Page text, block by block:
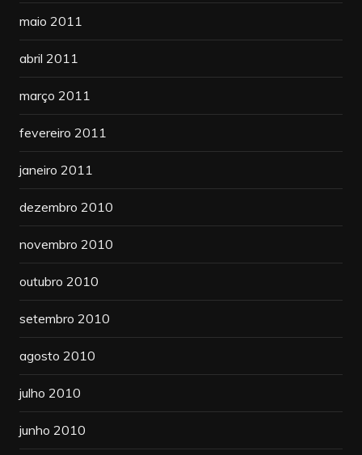
maio 2011
abril 2011
março 2011
fevereiro 2011
janeiro 2011
dezembro 2010
novembro 2010
outubro 2010
setembro 2010
agosto 2010
julho 2010
junho 2010